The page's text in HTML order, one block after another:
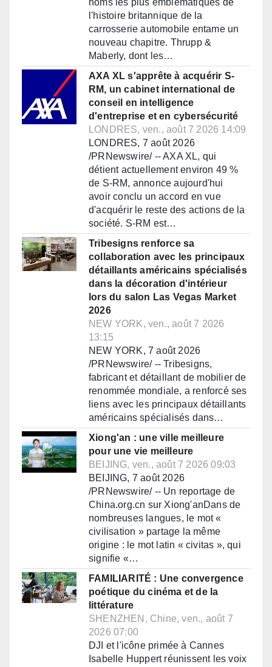
noms les plus emblématiques de
l'histoire britannique de la
carrosserie automobile entame un
nouveau chapitre. Thrupp &
Maberly, dont les…
AXA XL s'apprête à acquérir S-
RM, un cabinet international de
conseil en intelligence
d'entreprise et en cybersécurité
LONDRES, ven., août 7 2026 14:09
LONDRES, 7 août 2026
/PRNewswire/ -- AXA XL, qui
détient actuellement environ 49 %
de S-RM, annonce aujourd'hui
avoir conclu un accord en vue
d'acquérir le reste des actions de la
société. S-RM est…
Tribesigns renforce sa
collaboration avec les principaux
détaillants américains spécialisés
dans la décoration d'intérieur
lors du salon Las Vegas Market
2026
NEW YORK, ven., août 7 2026
13:15
NEW YORK, 7 août 2026
/PRNewswire/ -- Tribesigns,
fabricant et détaillant de mobilier de
renommée mondiale, a renforcé ses
liens avec les principaux détaillants
américains spécialisés dans…
Xiong'an : une ville meilleure
pour une vie meilleure
BEIJING, ven., août 7 2026 09:03
BEIJING, 7 août 2026
/PRNewswire/ -- Un reportage de
China.org.cn sur Xiong'anDans de
nombreuses langues, le mot «
civilisation » partage la même
origine : le mot latin « civitas », qui
signifie «…
FAMILIARITÉ : Une convergence
poétique du cinéma et de la
littérature
SHENZHEN, Chine, ven., août 7
2026 07:00
DJI et l'icône primée à Cannes
Isabelle Huppert réunissent les voix